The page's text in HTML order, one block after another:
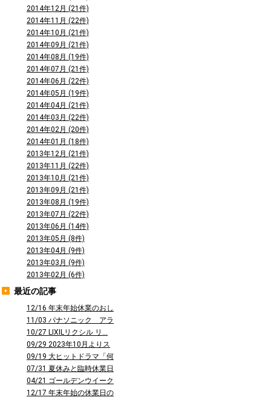
2014年12月 (21件)
2014年11月 (22件)
2014年10月 (21件)
2014年09月 (21件)
2014年08月 (19件)
2014年07月 (21件)
2014年06月 (22件)
2014年05月 (19件)
2014年04月 (21件)
2014年03月 (22件)
2014年02月 (20件)
2014年01月 (18件)
2013年12月 (21件)
2013年11月 (22件)
2013年10月 (21件)
2013年09月 (21件)
2013年08月 (19件)
2013年07月 (22件)
2013年06月 (14件)
2013年05月 (8件)
2013年04月 (9件)
2013年03月 (9件)
2013年02月 (6件)
最近の記事
12/16 年末年始休業のおし
らせ
11/03 パナソニック アラ
ウーノ...
10/27 LIXILリクシル リ...
09/29 2023年10月よりス
タ...
09/19 大ヒットドラマ「何
曜日に...
07/31 夏休みと臨時休業日
のお知...
04/21 ゴールデンウイーク
休業の...
12/17 年末年始の休業日の